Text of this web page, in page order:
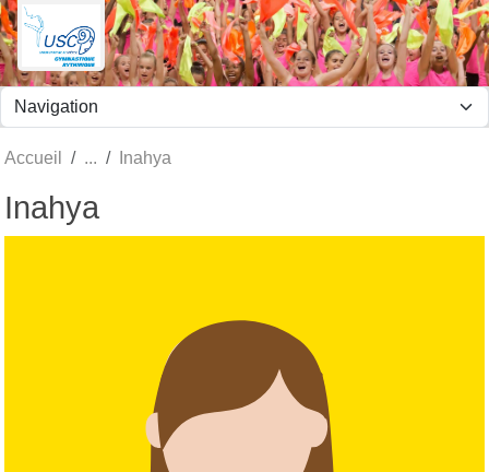
Accueil Inahya
Inahya
Panneau de gestion des cookies